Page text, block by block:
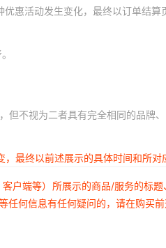
惠活动发生变化，最终以订单结算
不视为二者具有完全相同的品牌、
最终以前述展示的具体时间和所对
户端等）所展示的商品/服务的标
何信息有任何疑问的，请在购买